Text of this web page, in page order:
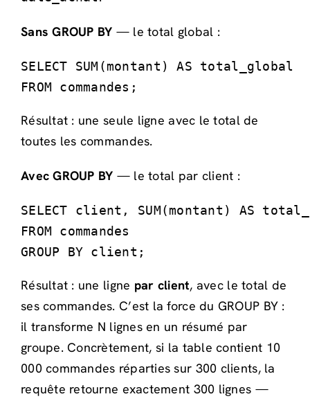
Sans GROUP BY — le total global :
SELECT SUM(montant) AS total_global
FROM commandes;
Résultat : une seule ligne avec le total de
toutes les commandes.
Avec GROUP BY — le total par client :
SELECT client, SUM(montant) AS
FROM commandes
GROUP BY client;
Résultat : une ligne par client, avec le total de
ses commandes. C’est la force du GROUP BY :
il transforme N lignes en un résumé par
groupe. Concrètement, si la table contient 10
000 commandes réparties sur 300 clients, la
requête retourne exactement 300 lignes —